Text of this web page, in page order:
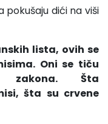
dići na viši
lista, ovih se
Oni se tiču
zakona. Šta
šta su crvene